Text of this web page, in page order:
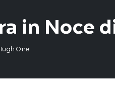
in Noce
One